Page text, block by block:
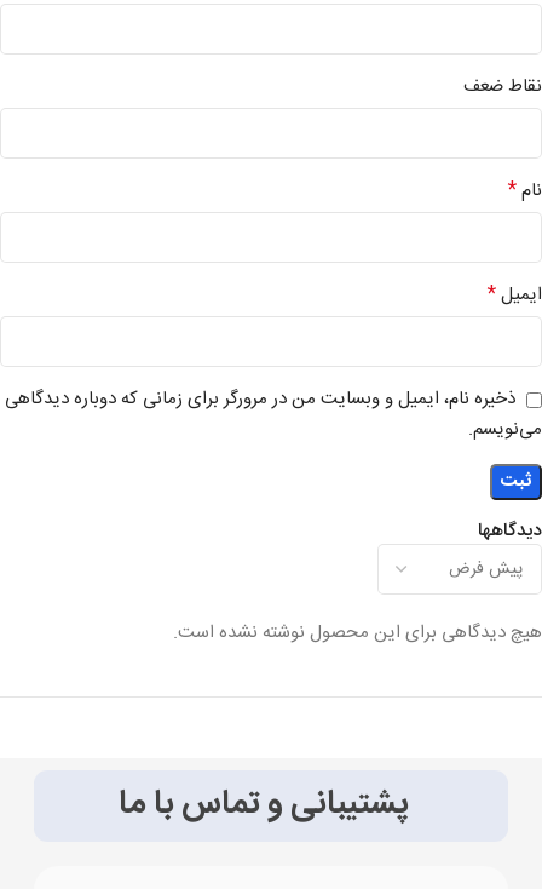
دیدگاهها
هیچ دیدگاهی برای این محصول نوشته نشده است.
نقاط ضعف
نام*
ایمیل*
ذخیره نام، ایمیل و وبسایت من در مرورگر برای زمانی که دوباره دیدگاهی
می‌نویسم.
پشتیبانی و تماس با ما